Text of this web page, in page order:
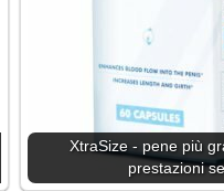
XtraSize - pene più
prestazioni